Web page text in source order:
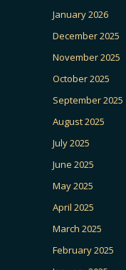
January 2026
December 2025
November 2025
October 2025
September 2025
August 2025
July 2025
June 2025
May 2025
April 2025
March 2025
February 2025